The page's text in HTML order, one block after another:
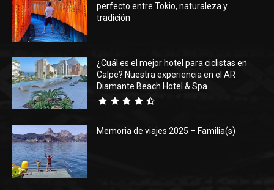
perfecto entre Tokio, naturaleza y
tradición
¿Cuál es el mejor hotel para ciclistas en
Calpe? Nuestra experiencia en el AR
Diamante Beach Hotel & Spa
Memoria de viajes 2025 – Familia(s)